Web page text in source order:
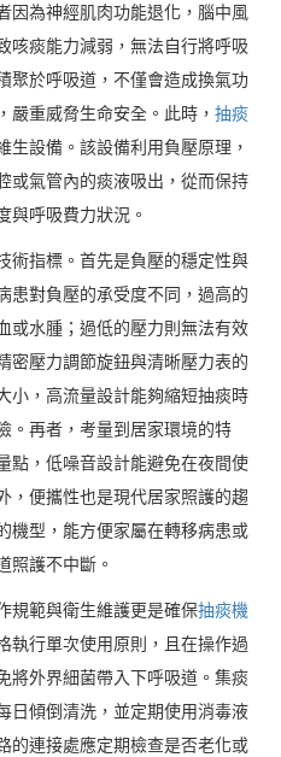
因為神經肌肉功能退化，腦中風
咳痰能力減弱，無法自行將呼吸
聚於呼吸道，不僅會造成換氣功
嚴重威脅生命安全。此時， 抽痰
生設備。該設備利用負壓原理，
或氣管內的痰液吸出，從而保持
與呼吸費力狀況。
術指標。首先是負壓的穩定性與
患對負壓的承受度不同，過高的
或水腫；過低的壓力則無法有效
密壓力調節旋鈕與清晰壓力表的
小，高流量設計能夠縮短抽痰時
。再者，考量到居家環境的特
點，低噪音設計能避免在夜間使
，便攜性也是現代居家照護的趨
機型，能方便家屬在轉移病患或
照護不中斷。
規範與衛生維護更是確保抽痰機
執行單次使用原則，且在操作過
將外界細菌帶入下呼吸道。集痰
日傾倒清洗，並定期使用消毒液
的連接處應定期檢查是否老化或